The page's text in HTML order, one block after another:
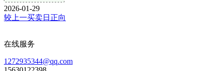
2026-01-29
较上一买卖日正向
在线服务
1272935344@qq.com